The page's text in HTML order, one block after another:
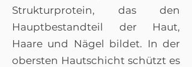
Strukturprotein, das den
Hauptbestandteil der Haut,
Haare und Nägel bildet. In der
obersten Hautschicht schützt es